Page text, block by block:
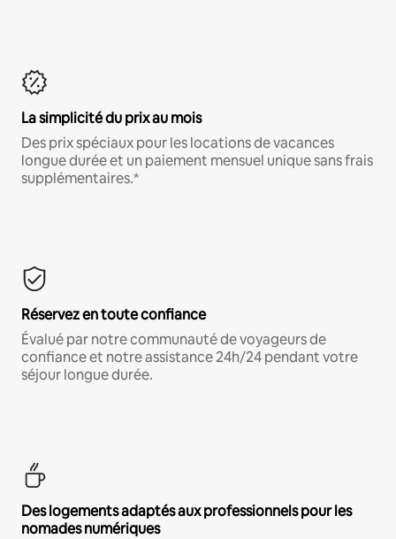
La simplicité du prix au mois
Des prix spéciaux pour les locations de vacances
longue durée et un paiement mensuel unique sans frais
supplémentaires.*
Réservez en toute confiance
Évalué par notre communauté de voyageurs de
confiance et notre assistance 24h/24 pendant votre
séjour longue durée.
Des logements adaptés aux professionnels pour les
nomades numériques